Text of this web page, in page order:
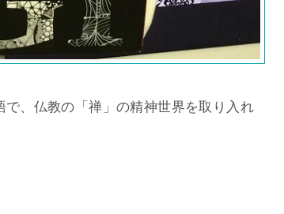
、仏教の「禅」の精神世界を取り入れ